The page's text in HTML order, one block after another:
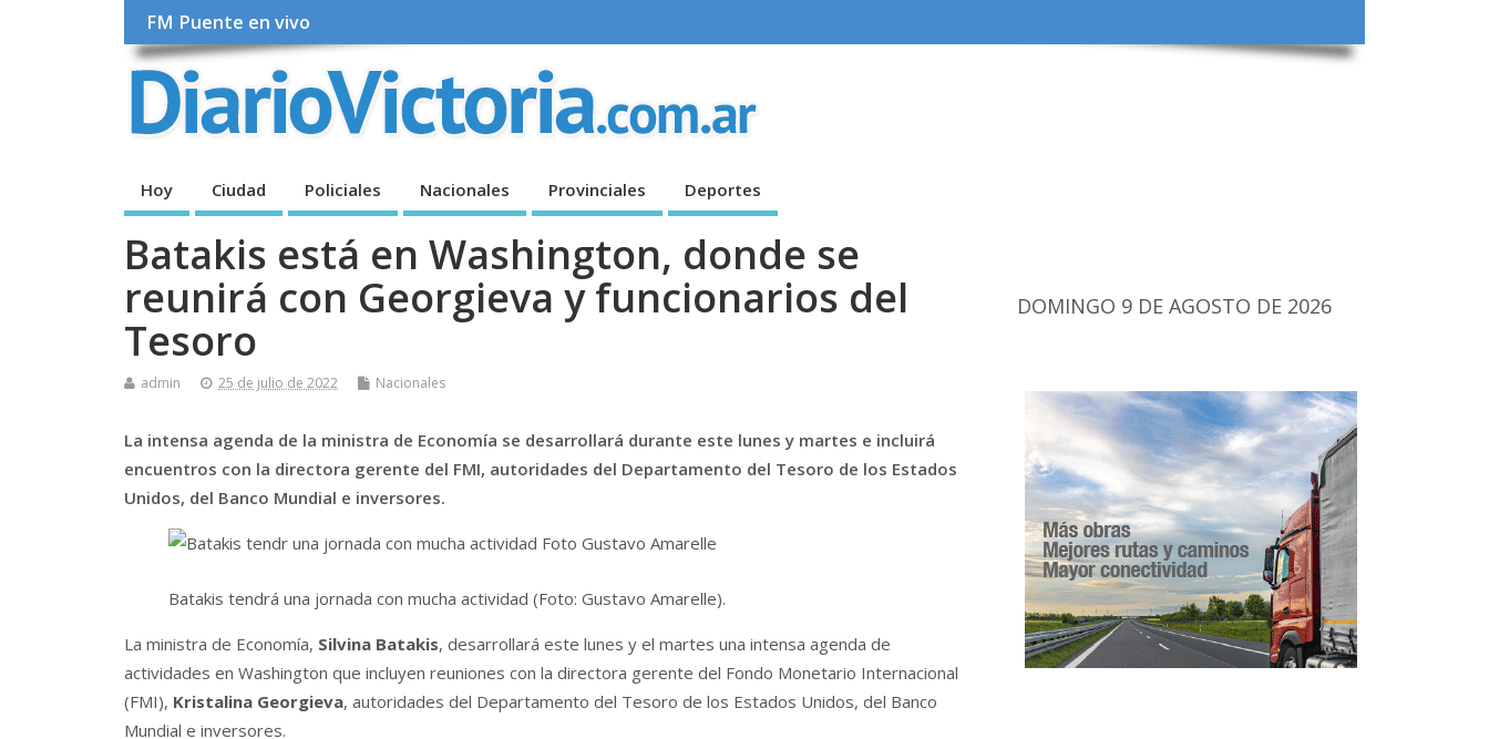
FM Puente en vivo
Hoy Ciudad Policiales Nacionales Provinciales Deportes
Batakis está en Washington, donde se
reunirá con Georgieva y funcionarios del
Tesoro
admin 25 de julio de 2022 Nacionales
La intensa agenda de la ministra de Economía se desarrollará durante este lunes y martes e incluirá
encuentros con la directora gerente del FMI, autoridades del Departamento del Tesoro de los Estados
Unidos, del Banco Mundial e inversores.
Batakis tendrá una jornada con mucha actividad (Foto: Gustavo Amarelle).
La ministra de Economía, Silvina Batakis, desarrollará este lunes y el martes una intensa agenda de
actividades en Washington que incluyen reuniones con la directora gerente del Fondo Monetario Internacional
(FMI), Kristalina Georgieva, autoridades del Departamento del Tesoro de los Estados Unidos, del Banco
Mundial e inversores.
DOMINGO 9 DE AGOSTO DE 2026